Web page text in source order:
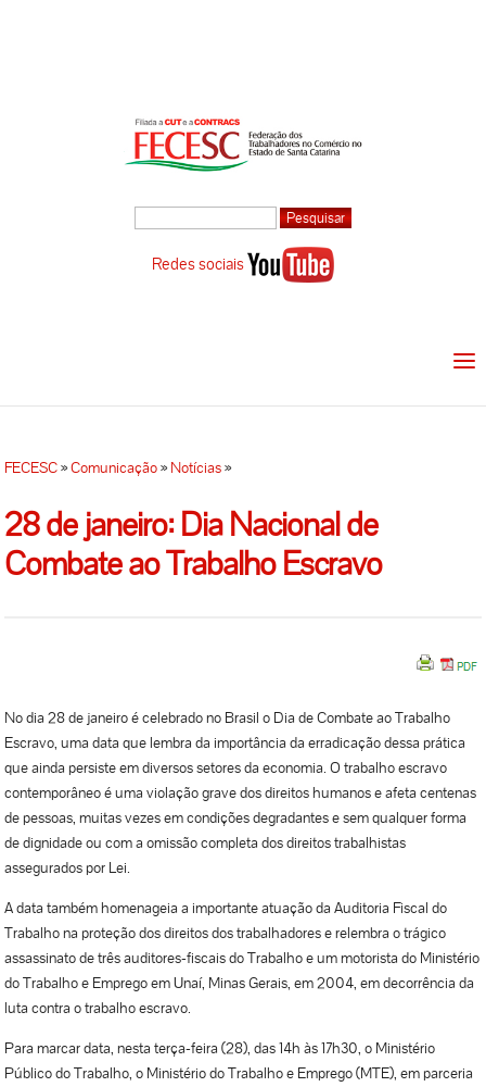
Redes sociais
FECESC»Comunicação»Notícias»
28 de janeiro: Dia Nacional de
Combate ao Trabalho Escravo
No dia 28 de janeiro é celebrado no Brasil o Dia de Combate ao Trabalho
Escravo, uma data que lembra da importância da erradicação dessa prática
que ainda persiste em diversos setores da economia. O trabalho escravo
contemporâneo é uma violação grave dos direitos humanos e afeta centenas
de pessoas, muitas vezes em condições degradantes e sem qualquer forma
de dignidade ou com a omissão completa dos direitos trabalhistas
assegurados por Lei.
A data também homenageia a importante atuação da Auditoria Fiscal do
Trabalho na proteção dos direitos dos trabalhadores e relembra o trágico
assassinato de três auditores-fiscais do Trabalho e um motorista do Ministério
do Trabalho e Emprego em Unaí, Minas Gerais, em 2004, em decorrência da
luta contra o trabalho escravo.
Para marcar data, nesta terça-feira (28), das 14h às 17h30, o Ministério
Público do Trabalho, o Ministério do Trabalho e Emprego (MTE), em parceria